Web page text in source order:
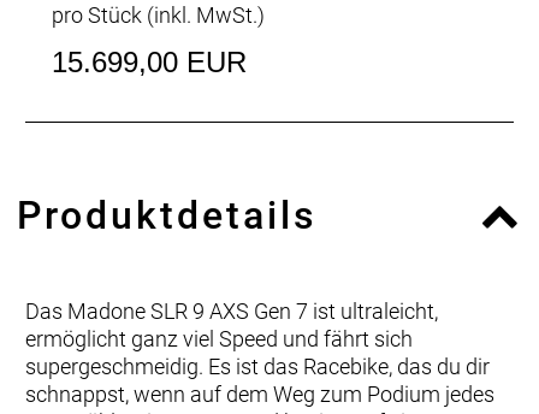
pro Stück (inkl. MwSt.)
15.699,00 EUR
Produktdetails
Das Madone SLR 9 AXS Gen 7 ist ultraleicht,
ermöglicht ganz viel Speed und fährt sich
supergeschmeidig. Es ist das Racebike, das du dir
schnappst, wenn auf dem Weg zum Podium jedes